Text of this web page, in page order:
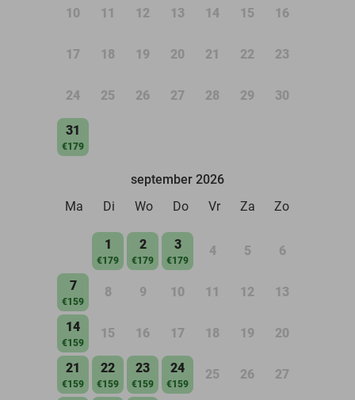
10 11 12 13 14 15 16
17 18 19 20 21 22 23
24 25 26 27 28 29 30
31
€179
september 2026
Ma
Di Wo Do Vr Za Zo
1
€179
2
€179
3
€179
4 5 6
7
€159
8 9 10 11 12 13
14
€159
15 16 17 18 19 20
21
€159
22
€159
23
€159
24
€159
25 26 27